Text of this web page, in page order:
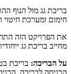
חימום ומערכת
מחייב בריכת גג
על הבריכה: בריכת
הכניסה לבריכה.